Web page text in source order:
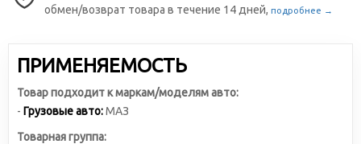
обмен/возврат товара в течение 14 дней, подробнее →
ПРИМЕНЯЕМОСТЬ
Товар подходит к маркам/моделям авто:
- Грузовые авто:МАЗ
Товарная группа: